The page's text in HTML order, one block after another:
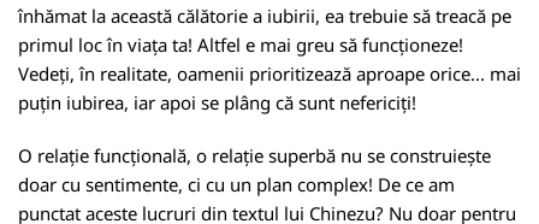
înhămat la această călătorie a iubirii, ea trebuie să treacă pe
primul loc în viața ta! Altfel e mai greu să funcționeze!
Vedeți, în realitate, oamenii prioritizează aproape orice... mai
puțin iubirea, iar apoi se plâng că sunt nefericiți!
O relație funcțională, o relație superbă nu se construiește
doar cu sentimente, ci cu un plan complex! De ce am
punctat aceste lucruri din textul lui Chinezu? Nu doar pentru